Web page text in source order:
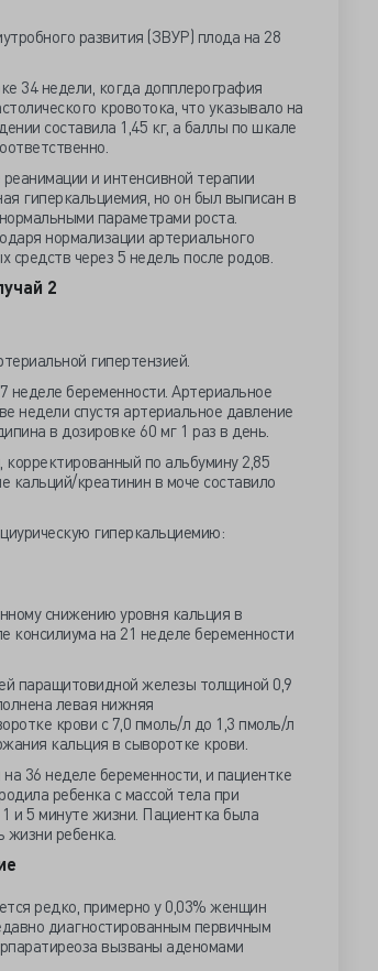
развития (ЗВУР) плода на 28
34 недели, когда допплерография
кровотока, что указывало на
составила 1,45 кг, а баллы по шкале
и интенсивной терапии
гиперкальциемия, но он был выписан в
параметрами роста.
нормализации артериального
через 5 недель после родов.
2
гипертензией.
неделе беременности. Артериальное
недели спустя артериальное давление
в дозировке 60 мг 1 раз в день.
корректированный по альбумину 2,85
креатинин в моче составило
гиперкальциемию:
снижению уровня кальция в
консилиума на 21 неделе беременности
паращитовидной железы толщиной 0,9
левая нижняя
крови с 7,0 пмоль/л до 1,3 пмоль/л
кальция в сыворотке крови.
36 неделе беременности, и пациентке
ребенка с массой тела при
и 5 минуте жизни. Пациентка была
жизни ребенка.
редко, примерно у 0,03% женщин
диагностированным первичным
вызваны аденомами